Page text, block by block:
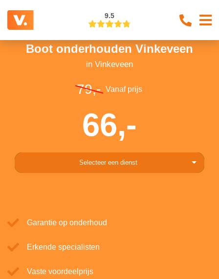
9.5
Boot onderhouden Vinkeveen
in Vinkeveen
79,- Vanaf prijs
66,-
Selecteer een dienst
Garantie op onderhoud
Erkende specialisten
Vaste voordeelprijs